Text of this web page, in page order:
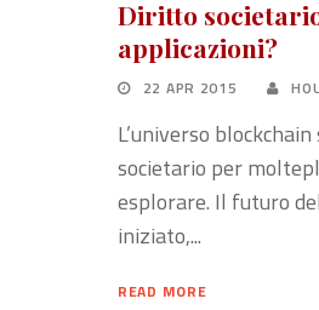
Diritto
applicazioni?
22 APR 2015
L’universo
societario per
esplorare. Il futuro
iniziato,...
READ MORE